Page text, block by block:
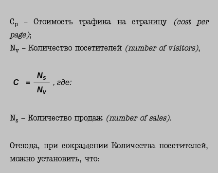
Cp – Стоимость трафика на страницу
(cost per
page);
Nv – Количество посетителей (number of visitors),
C =
Ns
, где:
Nv
Ns – Количество продаж (number of sales).
Отсюда, при сокращении Количества посетителей,
можно установить, что: